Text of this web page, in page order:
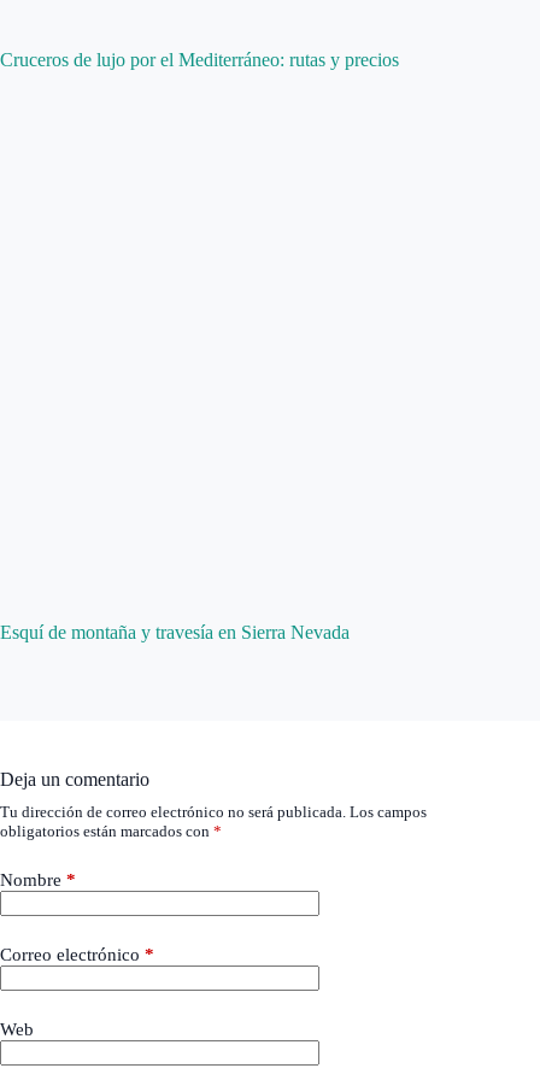
Cruceros de lujo por el Mediterráneo: rutas y precios
Esquí de montaña y travesía en Sierra Nevada
Deja un comentario
Tu dirección de correo electrónico no será publicada. Los campos
obligatorios están marcados con *
Nombre *
Correo electrónico *
Web